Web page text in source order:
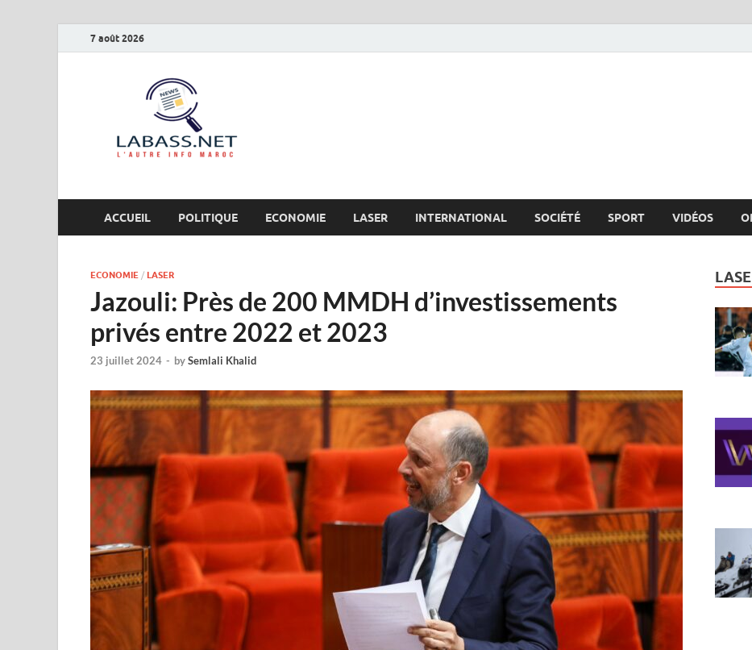
7 août 2026
ACCUEIL POLITIQUE ECONOMIE LASER INTERNATIONAL SOCIÉTÉ SPORT VIDÉOS
ECONOMIE / LASER
Jazouli: Près de 200 MMDH d’investissements
privés entre 2022 et 2023
23 juillet 2024 - bySemlali Khalid